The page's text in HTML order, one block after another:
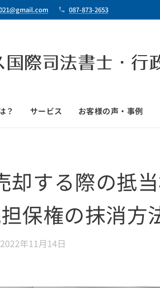
087-873-2653
際司法書士・行
？ サービス お客様の声・事例
却する際の抵
保権の抹消方
2022年11月14日